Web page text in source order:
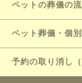
ペットの葬儀の
ペット葬儀・個
予約の取り消し